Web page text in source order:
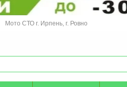
Мото СТО г. Ирпень, г. Ровно